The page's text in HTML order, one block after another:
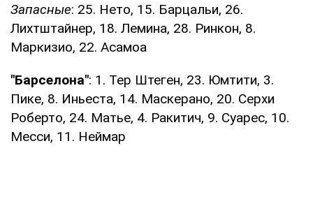
Запасные: 25. Нето, 15. Барцальи, 26.
Лихтштайнер, 18. Лемина, 28. Ринкон, 8.
Маркизио, 22. Асамоа
"Барселона": 1. Тер Штеген, 23. Юмтити, 3.
Пике, 8. Иньеста, 14. Маскерано, 20. Серхи
Роберто, 24. Матье, 4. Ракитич, 9. Суарес, 10.
Месси, 11. Неймар